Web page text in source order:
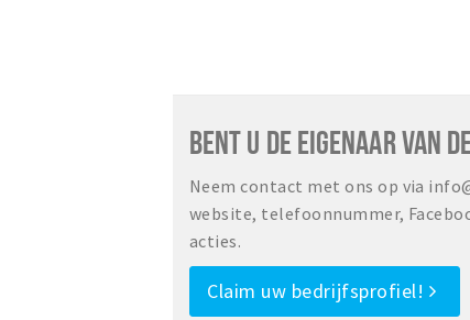
BENT U DE EIGENAAR VAN
Neem contact met ons op via
website, telefoonnummer,
acties.
Claim uw bedrijfsprofiel!